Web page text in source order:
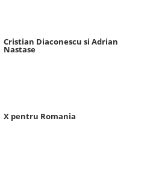
Cristian Diaconescu si Adrian
Nastase
X pentru Romania